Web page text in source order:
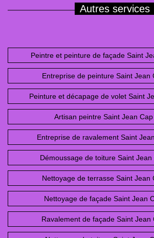
Autres services
Peintre et peinture de façade Saint
Entreprise de peinture Saint Jean
Peinture et décapage de volet Saint
Artisan peintre Saint Jean
Entreprise de ravalement Saint
Démoussage de toiture Saint
Nettoyage de terrasse Saint Jean
Nettoyage de façade Saint Jean
Ravalement de façade Saint Jean